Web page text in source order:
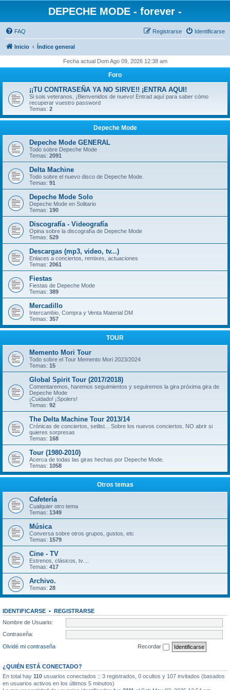
DEPECHE MODE - forever -
FAQ Identificarse
Registrarse
Inicio Índice general
Fecha actual Dom Ago 09, 2026 12:38 am
Foro
¡¡TU CONTRASEÑA YA NO SIRVE!! ¡ENTRA AQUI!
Si sois veteranos, ¡Bienvenidos de nuevo! Entrad aquí para saber cómo
recuperar vuestro password
Temas: 2
Depeche Mode
Depeche Mode GENERAL
Todo sobre Depeche Mode
Temas: 2091
Delta Machine
Todo sobre el nuevo disco de Depeche Mode.
Temas: 91
Depeche Mode Solo
Depeche Mode en Solitario
Temas: 190
Discografía - Videografía
Opina sobre la discografía de Depeche Mode
Temas: 529
Descargas (mp3, video, tv...)
Enlaces a conciertos, remixes, actuaciones
Temas: 2061
Fiestas
Fiestas de Depeche Mode
Temas: 389
Mercadillo
Intercambio, Compra y Venta Material DM
Temas: 357
TOUR
Memento Mori Tour
Todo sobre el Tour Memento Mori 2023/2024
Temas: 15
Global Spirit Tour (2017/2018)
Comentaremos, haremos seguimientos y seguiremos la gira próxima gira de
Depeche Mode
¡Cuidado! ¡Spolers!
Temas: 92
The Delta Machine Tour 2013/14
Crónicas de conciertos, setlist... Sobre los nuevos conciertos. NO abrir si
quieres sorpresas
Temas: 168
Tour (1980-2010)
Acerca de todas las giras hechas por Depeche Mode.
Temas: 1058
Otros temas
Cafetería
Cualquier otro tema
Temas: 1349
Música
Conversa sobre otros grupos, gustos, etc
Temas: 1579
Cine - TV
Estrenos, clásicos, tv....
Temas: 417
Archivo.
Temas: 28
IDENTIFICARSE • REGISTRARSE
Nombre de Usuario:
Contraseña:
Olvidé mi contraseña
Recordar
¿QUIÉN ESTÁ CONECTADO?
En total hay 110 usuarios conectados :: 3 registrados, 0 ocultos y 107 invitados (basados
en usuarios activos en los últimos 5 minutos)